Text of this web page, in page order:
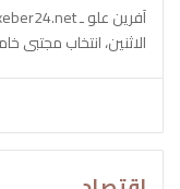
الاثنين، انتخاب مجتبى